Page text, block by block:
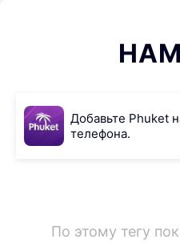
Добавьте Phuket
телефона.
По этому тегу